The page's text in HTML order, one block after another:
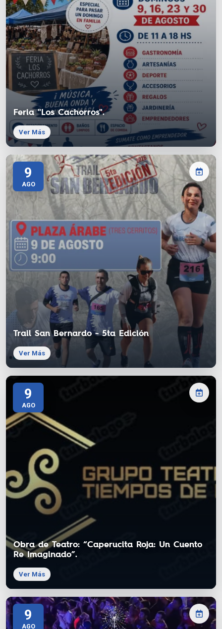
Feria "Los Cachorros".
Ver Más
9
AGO
Trail San Bernardo - 5ta Edición
Ver Más
9
AGO
Obra de Teatro: “Caperucita Roja: Un Cuento
Re Imaginado”.
Ver Más
9
AGO